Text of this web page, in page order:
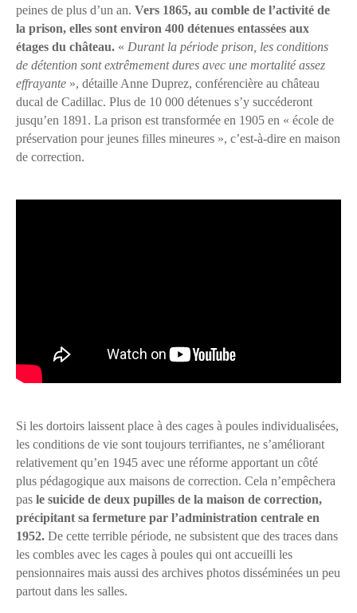
peines de plus d’un an. Vers 1865, au comble de l’activité de
la prison, elles sont environ 400 détenues entassées aux
étages du château. « Durant la période prison, les conditions
de détention sont extrêmement dures avec une mortalité assez
effrayante », détaille Anne Duprez, conférencière au château
ducal de Cadillac. Plus de 10 000 détenues s’y succéderont
jusqu’en 1891. La prison est transformée en 1905 en « école de
préservation pour jeunes filles mineures », c’est-à-dire en maison
de correction.
Si les dortoirs laissent place à des cages à poules individualisées,
les conditions de vie sont toujours terrifiantes, ne s’améliorant
relativement qu’en 1945 avec une réforme apportant un côté
plus pédagogique aux maisons de correction. Cela n’empêchera
pas le suicide de deux pupilles de la maison de correction,
précipitant sa fermeture par l’administration centrale en
1952. De cette terrible période, ne subsistent que des traces dans
les combles avec les cages à poules qui ont accueilli les
pensionnaires mais aussi des archives photos disséminées un peu
partout dans les salles.